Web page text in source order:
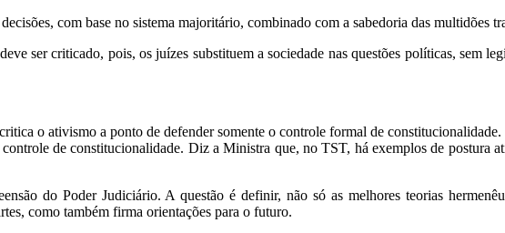
com base no sistema majoritário, combinado com a sabedoria das multidões
ser criticado, pois, os juízes substituem a sociedade nas questões políticas, sem
o ativismo a ponto de defender somente o controle formal de constitucionalidade.
de constitucionalidade. Diz a Ministra que, no TST, há exemplos de postura
do Poder Judiciário. A questão é definir, não só as melhores teorias
como também firma orientações para o futuro.